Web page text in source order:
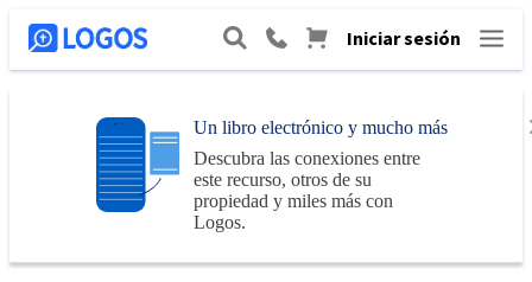
Iniciar sesión
Un libro electrónico y mucho más
Descubra las conexiones entre
este recurso, otros de su
propiedad y miles más con
Logos.